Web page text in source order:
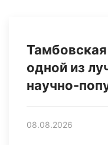
одной из
научно-
08.08.2026